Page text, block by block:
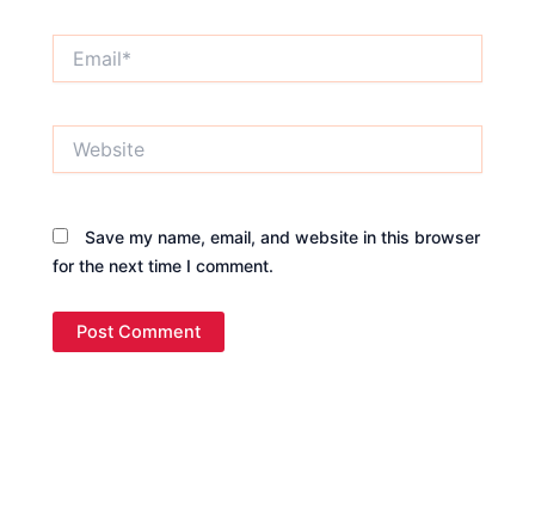
Save my name, email, and website in this browser
for the next time I comment.